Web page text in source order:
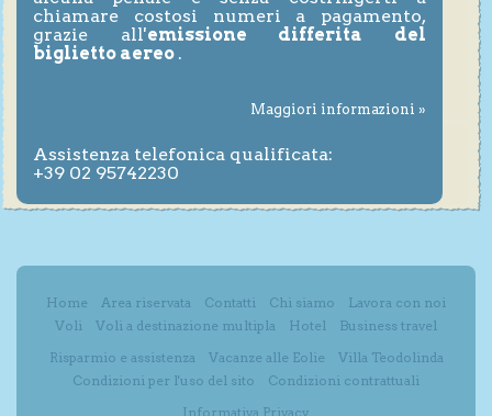
chiamare costosi numeri a pagamento,
grazie all'emissione differita del
biglietto aereo .
Maggiori informazioni »
Assistenza telefonica qualificata:
+39 02 95742230
Home Area riservata Contatti Chi siamo
Lavora con noi
Voli
Voli a destinazione multipla Hotel
Business travel
Risparmio e assistenza
Vacanze alle Eolie
Villa Teodolinda
Condizioni per l'uso del sito
Condizioni contrattuali
Informativa Privacy